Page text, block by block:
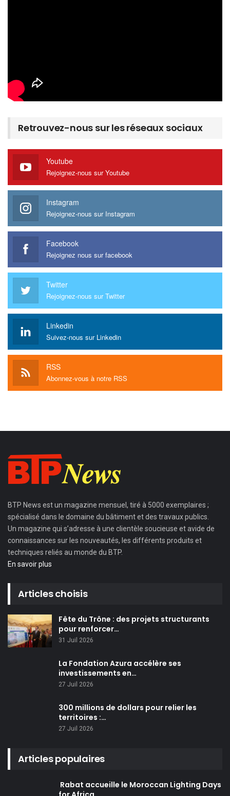
Retrouvez-nous sur les réseaux sociaux
Youtube
Rejoignez-nous sur Youtube
Instagram
Rejoignez-nous sur Instagram
Facebook
Rejoignez nous sur facebook
Twitter
Rejoignez-nous sur Twitter
Linkedin
Suivez-nous sur Linkedin
RSS
Abonnez-vous à notre RSS
BTP News est un magazine mensuel, tiré à 5000 exemplaires ;
spécialisé dans le domaine du bâtiment et des travaux publics.
Un magazine qui s’adresse à une clientèle soucieuse et avide de
connaissances sur les nouveautés, les différents produits et
techniques reliés au monde du BTP.
En savoir plus
Articles choisis
Fête du Trône : des projets structurants
pour renforcer…
31 Juil 2026
La Fondation Azura accélère ses
investissements en…
27 Juil 2026
300 millions de dollars pour relier les
territoires :…
27 Juil 2026
Articles populaires
Rabat accueille le Moroccan Lighting Days